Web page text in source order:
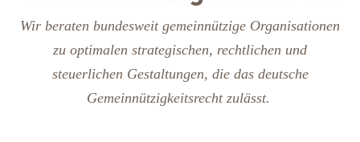
Wir beraten bundesweit gemeinnützige Organisationen
zu optimalen strategischen, rechtlichen und
steuerlichen Gestaltungen, die das deutsche
Gemeinnützigkeitsrecht zulässt.